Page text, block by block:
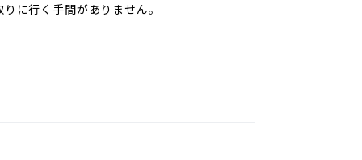
りに行く手間がありません。